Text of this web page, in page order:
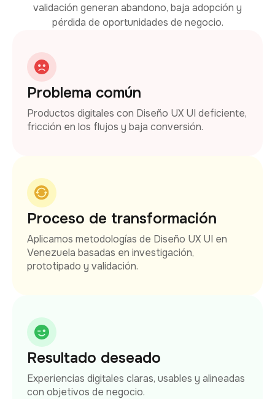
validación generan abandono, baja adopción y
pérdida de oportunidades de negocio.
Problema común
Productos digitales con Diseño UX UI deficiente,
fricción en los flujos y baja conversión.
Proceso de transformación
Aplicamos metodologías de Diseño UX UI en
Venezuela basadas en investigación,
prototipado y validación.
Resultado deseado
Experiencias digitales claras, usables y alineadas
con objetivos de negocio.